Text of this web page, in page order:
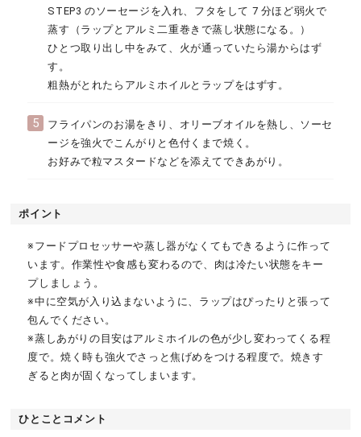
STEP3 のソーセージを入れ、フタをして 7 分ほど弱火で
蒸す（ラップとアルミ二重巻きで蒸し状態になる。）
ひとつ取り出し中をみて、火が通っていたら湯からはず
す。
粗熱がとれたらアルミホイルとラップをはずす。
5
フライパンのお湯をきり、オリーブオイルを熱し、ソーセ
ージを強火でこんがりと色付くまで焼く。
お好みで粒マスタードなどを添えてできあがり。
ポイント
※フードプロセッサーや蒸し器がなくてもできるように作って
います。作業性や食感も変わるので、肉は冷たい状態をキー
プしましょう。
※中に空気が入り込まないように、ラップはぴったりと張って
包んでください。
※蒸しあがりの目安はアルミホイルの色が少し変わってくる程
度で。焼く時も強火でさっと焦げめをつける程度で。焼きす
ぎると肉が固くなってしまいます。
ひとことコメント